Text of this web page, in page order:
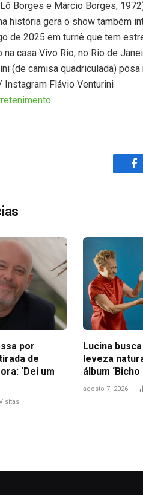
Borges e Márcio Borges,
história gera o show também
de 2025 em turnê que tem
na casa Vivo Rio, no Rio de
(de camisa quadriculada)
Instagram Flávio Venturini
por
de
‘Dei um
Lucina
leveza
álbum
agosto 7, 2026